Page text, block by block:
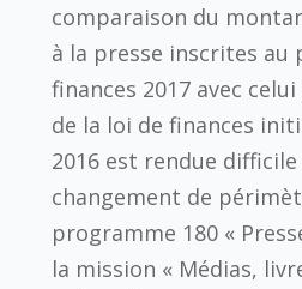
comparaison du
à la presse inscrites au
finances 2017 avec
de la loi de finances
2016 est rendue
changement de
programme 180 «
la mission « Médias,